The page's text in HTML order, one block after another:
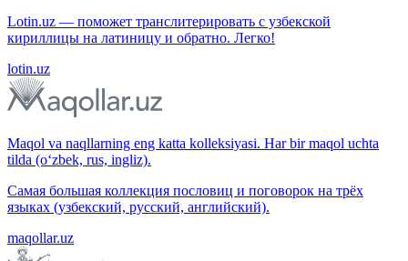
Lotin.uz — поможет транслитерировать с узбекской
кириллицы на латиницу и обратно. Легко!
lotin.uz
Maqol va naqllarning eng katta kolleksiyasi. Har bir maqol uchta
tilda (o‘zbek, rus, ingliz).
Самая большая коллекция пословиц и поговорок на трёх
языках (узбекский, русский, английский).
maqollar.uz